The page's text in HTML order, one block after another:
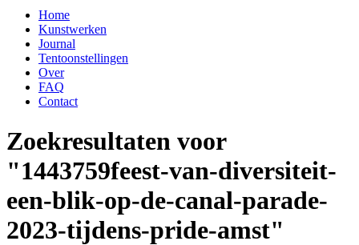
Home
Kunstwerken
Journal
Tentoonstellingen
Over
FAQ
Contact
Zoekresultaten voor
"1443759feest-van-diversiteit-
een-blik-op-de-canal-parade-
2023-tijdens-pride-amst"